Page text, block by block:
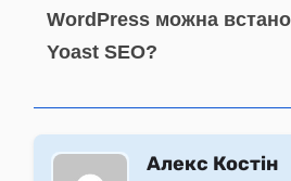
WordPress можна
Yoast SEO?
Алекс Костін